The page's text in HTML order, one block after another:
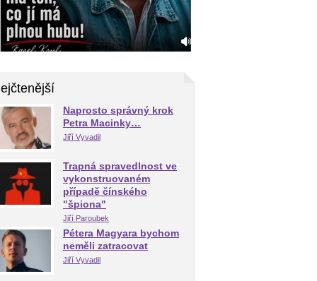
Naprosto správný krok
Petra Macinky…
Jiří Vyvadil
Trapná spravedlnost ve
vykonstruovaném
případě čínského
"špiona"
Jiří Paroubek
Pétera Magyara bychom
neměli zatracovat
Jiří Vyvadil